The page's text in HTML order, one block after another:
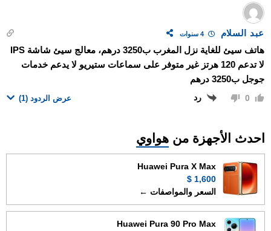
عبد السلام 4 سنوات
هاتف سيئ للغاية نزل المغرب ب3250 درهم، معالج سيئ شاشة IPS
لا تدعم 120 هرتز غير متوفر على سماعات ستيريو لا يدعم خدمات
جوجل ب3250 درهم
0 رد عرض الردود (1)
احدث الأجهزة من هواوي
Huawei Pura X Max
1,600 $
السعر والمواصفات ←
Huawei Pura 90 Pro Max